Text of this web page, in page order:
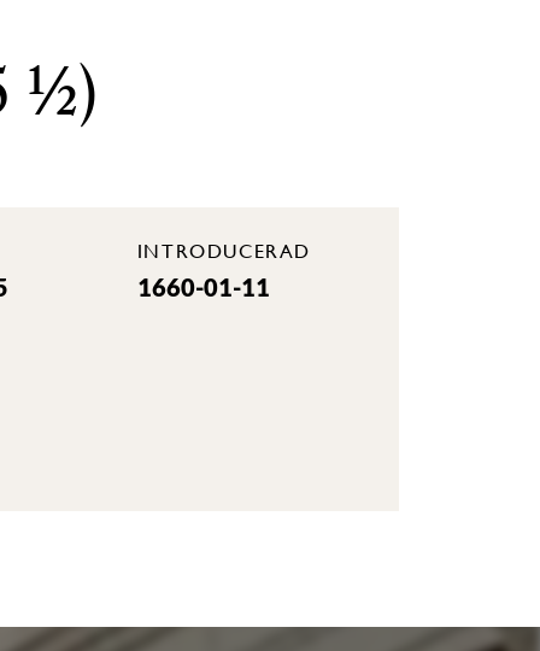
½)
INTRODUCERAD
1660-01-11